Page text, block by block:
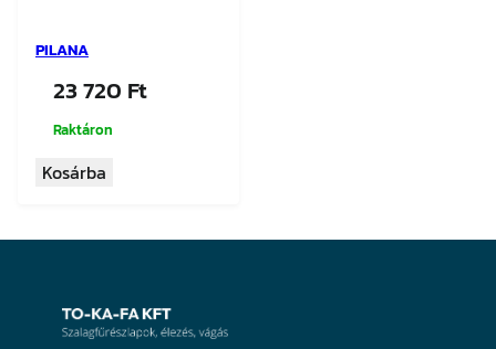
PILANA
23 720 Ft
Raktáron
Kosárba